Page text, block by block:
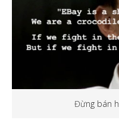
Đừng bán